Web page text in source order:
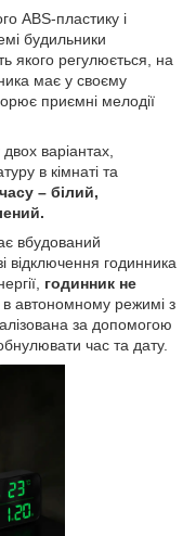
ABS-пластику і
будильники
якого регулюється, на
має у своєму
приємні мелодії
варіантах,
в кімнаті та
– білий,
вбудований
відключення годинника
годинник не
автономному режимі з
за допомогою
час та дату.